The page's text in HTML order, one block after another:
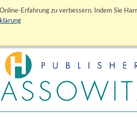
Erfahrung zu verbessern. Indem Sie